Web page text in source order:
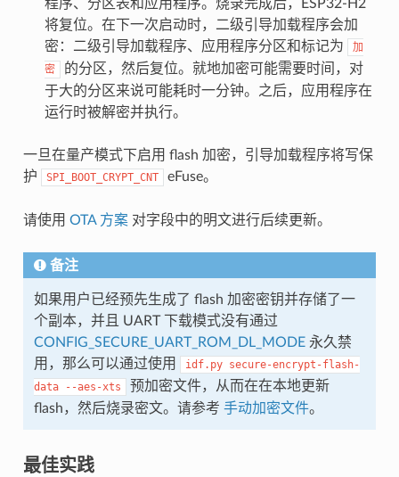
程序、分区表和应用程序。烧录完成后，ESP32-H2
将复位。在下一次启动时，二级引导加载程序会加
密：二级引导加载程序、应用程序分区和标记为
加
密
的分区，然后复位。就地加密可能需要时间，对
于大的分区来说可能耗时一分钟。之后，应用程序在
运行时被解密并执行。
一旦在量产模式下启用 flash 加密，引导加载程序将写保
护
SPI_BOOT_CRYPT_CNT eFuse。
请使用 OTA 方案对字段中的明文进行后续更新。
备注
如果用户已经预先生成了 flash 加密密钥并存储了一
个副本，并且 UART 下载模式没有通过
CONFIG_SECURE_UART_ROM_DL_MODE永久禁
用，那么可以通过使用
idf.py secure-encrypt-flash-
data
--aes-xts
预加密文件，从而在在本地更新
flash，然后烧录密文。请参考 手动加密文件。
最佳实践